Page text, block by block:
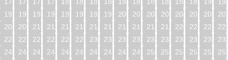
192
193 194 195 196 197 198 199 200 201 202 203 204 205 206
208
209 210 211 212 213 214 215 216 217 218 219 220 221 222
224
225 226 227 228 229 230 231 232 233 234 235 236 237 238
240
241 242 243 244 245 246 247 248 249 250 251 252 253 254